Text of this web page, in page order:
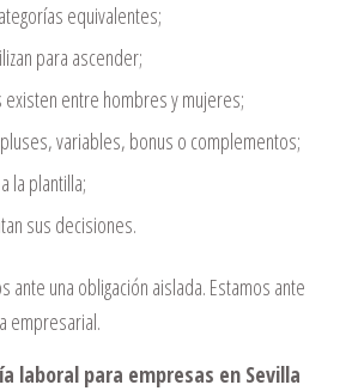
equivalentes;
para ascender;
entre hombres y mujeres;
variables, bonus o complementos;
la plantilla;
sus decisiones.
ante una obligación aislada. Estamos ante
empresarial.
laboral para empresas en Sevilla